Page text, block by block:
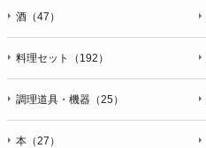
酒（47）
料理セット（192）
調理道具・機器（25）
本（27）